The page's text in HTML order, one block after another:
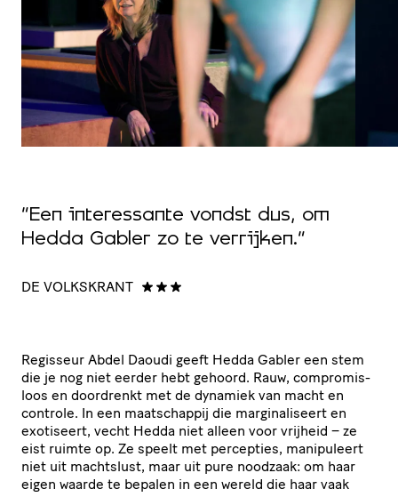
“Een interessante vondst dus, om
Hedda Gabler zo te verrijken.”
DE VOLKSKRANT
Regisseur Abdel Daoudi geeft Hedda Gabler een stem
die je nog niet eerder hebt gehoord. Rauw, compro­mis­
loos en doordrenkt met de dynamiek van macht en
controle. In een maat­schappij die margi­na­li­seert en
exotiseert, vecht Hedda niet alleen voor vrijheid – ze
eist ruimte op. Ze speelt met percepties, manipuleert
niet uit machtslust, maar uit pure noodzaak: om haar
eigen waarde te bepalen in een wereld die haar vaak